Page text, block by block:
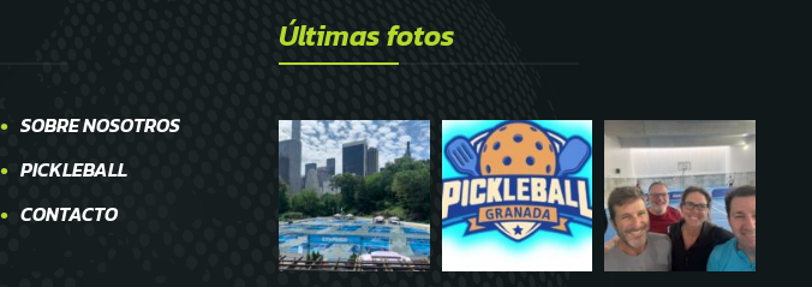
SOBRE NOSOTROS
PICKLEBALL
CONTACTO
Últimas fotos